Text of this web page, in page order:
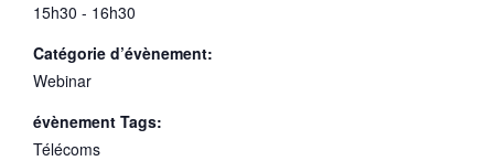
15h30 - 16h30
Catégorie d’évènement:
Webinar
évènement Tags:
Télécoms